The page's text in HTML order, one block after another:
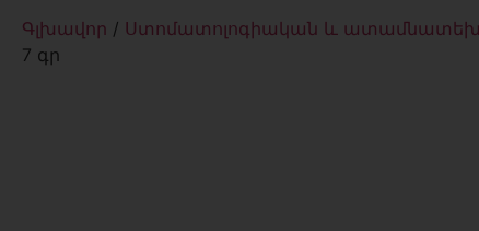
Գլխավոր / Ստոմատոլոգիական և
7 գր